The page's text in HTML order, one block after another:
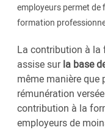
employeurs permet de
formation
La contribution à
assise surla base
même manière que
rémunération
contribution à la
employeurs de